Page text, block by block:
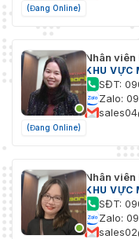
(Đang Online)
(Đang Online)
Nhân viên
KHU VỰC
SĐT:
Zalo:
Nhân viên
KHU VỰC
SĐT:
Zalo: